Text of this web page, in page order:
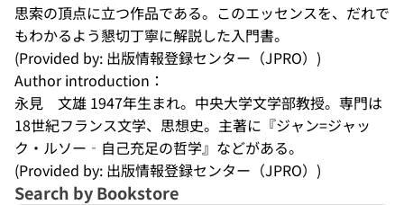
思索の頂点に立つ作品である。このエッセンスを、だれで
もわかるよう懇切丁寧に解説した入門書。
(Provided by: 出版情報登録センター（JPRO）)
Author introduction：
永見　文雄 1947年生まれ。中央大学文学部教授。専門は
18世紀フランス文学、思想史。主著に『ジャン=ジャッ
ク・ルソー‐自己充足の哲学』などがある。
(Provided by: 出版情報登録センター（JPRO）)
Search by Bookstore